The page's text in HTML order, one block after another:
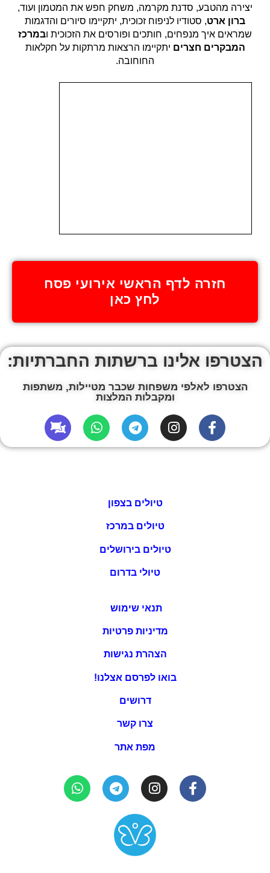
יצירה מהטבע, סדנת מקרמה, משחק חפש את המטמון ועוד,
ברון ארט, סטודיו לניפוח זכוכית, יתקיימו סיורים והדגמות
שמראים איך מנפחים, חותכים ופורסים את הזכוכית ובמרכז
המבקרים חצרים יתקיימו הרצאות מרתקות על חקלאות
החוחובה.
חזרה לדף הראשי אירועי פסח
לחץ כאן
הצטרפו אלינו ברשתות החברתיות:
הצטרפו לאלפי משפחות שכבר מטיילות, משתפות
ומקבלות המלצות
טיולים בצפון
טיולים במרכז
טיולים בירושלים
טיולי בדרום
תנאי שימוש
מדיניות פרטיות
הצהרת נגישות
בואו לפרסם אצלנו!
דרושים
צרו קשר
מפת אתר